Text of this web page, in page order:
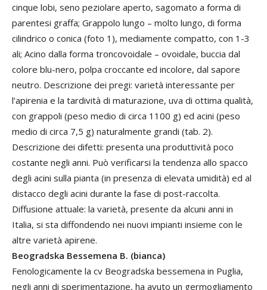
cinque lobi, seno peziolare aperto, sagomato a forma di
parentesi graffa; Grappolo lungo – molto lungo, di forma
cilindrico o conica (foto 1), mediamente compatto, con 1-3
ali; Acino dalla forma troncovoidale – ovoidale, buccia dal
colore blu-nero, polpa croccante ed incolore, dal sapore
neutro. Descrizione dei pregi: varietà interessante per
l’apirenia e la tardività di maturazione, uva di ottima qualità,
con grappoli (peso medio di circa 1100 g) ed acini (peso
medio di circa 7,5 g) naturalmente grandi (tab. 2).
Descrizione dei difetti: presenta una produttività poco
costante negli anni. Può verificarsi la tendenza allo spacco
degli acini sulla pianta (in presenza di elevata umidità) ed al
distacco degli acini durante la fase di post-raccolta.
Diffusione attuale: la varietà, presente da alcuni anni in
Italia, si sta diffondendo nei nuovi impianti insieme con le
altre varietà apirene.
Beogradska Bessemena B. (bianca)
Fenologicamente la cv Beogradska bessemena in Puglia,
negli anni di sperimentazione, ha avuto un germogliamento